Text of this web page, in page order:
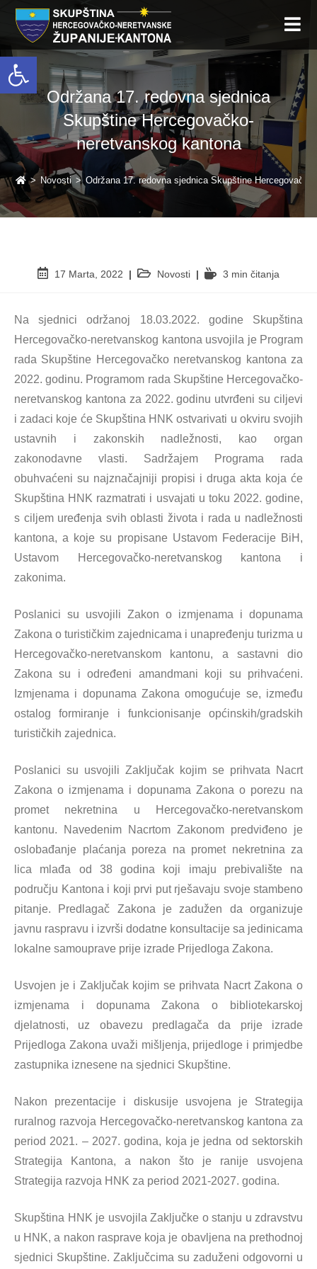
Open toolbar
Održana 17. redovna sjednica
Skupštine Hercegovačko-
neretvanskog kantona
> Novosti > Održana 17. redovna sjednica Skupštine
17 Marta, 2022 Novosti 3 min čitanja
Na sjednici održanoj 18.03.2022. godine Skupština
Hercegovačko-neretvanskog kantona usvojila je Program
rada Skupštine Hercegovačko neretvanskog kantona za
2022. godinu. Programom rada Skupštine Hercegovačko-
neretvanskog kantona za 2022. godinu utvrđeni su ciljevi
i zadaci koje će Skupština HNK ostvarivati u okviru svojih
ustavnih i zakonskih nadležnosti, kao organ
zakonodavne vlasti. Sadržajem Programa rada
obuhvaćeni su najznačajniji propisi i druga akta koja će
Skupština HNK razmatrati i usvajati u toku 2022. godine,
s ciljem uređenja svih oblasti života i rada u nadležnosti
kantona, a koje su propisane Ustavom Federacije BiH,
Ustavom Hercegovačko-neretvanskog kantona i
zakonima.
Poslanici su usvojili Zakon o izmjenama i dopunama
Zakona o turističkim zajednicama i unapređenju turizma u
Hercegovačko-neretvanskom kantonu, a sastavni dio
Zakona su i određeni amandmani koji su prihvaćeni.
Izmjenama i dopunama Zakona omogućuje se, između
ostalog formiranje i funkcionisanje općinskih/gradskih
turističkih zajednica.
Poslanici su usvojili Zaključak kojim se prihvata Nacrt
Zakona o izmjenama i dopunama Zakona o porezu na
promet nekretnina u Hercegovačko-neretvanskom
kantonu. Navedenim Nacrtom Zakonom predviđeno je
oslobađanje plaćanja poreza na promet nekretnina za
lica mlađa od 38 godina koji imaju prebivalište na
području Kantona i koji prvi put rješavaju svoje stambeno
pitanje. Predlagač Zakona je zadužen da organizuje
javnu raspravu i izvrši dodatne konsultacije sa jedinicama
lokalne samouprave prije izrade Prijedloga Zakona.
Usvojen je i Zaključak kojim se prihvata Nacrt Zakona o
izmjenama i dopunama Zakona o bibliotekarskoj
djelatnosti, uz obavezu predlagača da prije izrade
Prijedloga Zakona uvaži mišljenja, prijedloge i primjedbe
zastupnika iznesene na sjednici Skupštine.
Nakon prezentacije i diskusije usvojena je Strategija
ruralnog razvoja Hercegovačko-neretvanskog kantona za
period 2021. – 2027. godina, koja je jedna od sektorskih
Strategija Kantona, a nakon što je ranije usvojena
Strategija razvoja HNK za period 2021-2027. godina.
Skupština HNK je usvojila Zaključke o stanju u zdravstvu
u HNK, a nakon rasprave koja je obavljena na prethodnoj
sjednici Skupštine. Zaključcima su zaduženi odgovorni u